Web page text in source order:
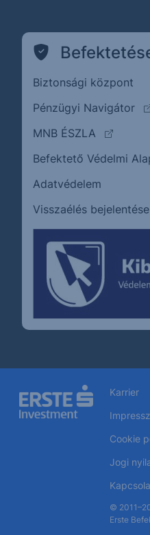
Biztonsági központ
Pénzügyi Navigátor
MNB ÉSZLA
(külső
Befektető Védelmi
Adatvédelem
Visszaélés bejelentése
Karrier
Cookie
Jogi
©
Erste